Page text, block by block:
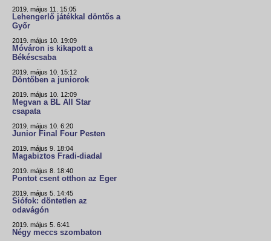
2019. május 11. 15:05
Lehengerlő játékkal döntős a
Győr
2019. május 10. 19:09
Móváron is kikapott a
Békéscsaba
2019. május 10. 15:12
Döntőben a juniorok
2019. május 10. 12:09
Megvan a BL All Star
csapata
2019. május 10. 6:20
Junior Final Four Pesten
2019. május 9. 18:04
Magabiztos Fradi-diadal
2019. május 8. 18:40
Pontot csent otthon az Eger
2019. május 5. 14:45
Siófok: döntetlen az
odavágón
2019. május 5. 6:41
Négy meccs szombaton